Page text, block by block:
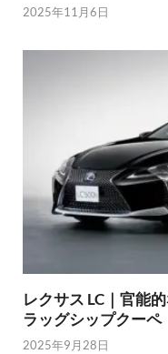
2025年11月6日
レクサス LC｜官能
ラッグシップクーペ
2025年9月28日